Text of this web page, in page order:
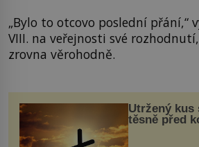
„Bylo to otcovo poslední přání,“
VIII. na veřejnosti své
zrovna věrohodně.
Utržený kus
těsně před
Ochránila